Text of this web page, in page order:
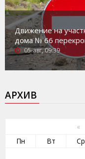
Движение на
дома № 66
05-авг, 09:39
АРХИВ
«
Пн
Вт Ср